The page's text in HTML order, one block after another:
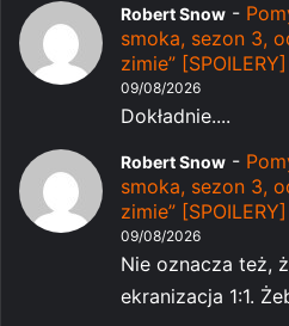
Robert Snow -
smoka, sezon 3,
zimie” [SPOILERY]
09/08/2026
Dokładnie....
Robert Snow -
smoka, sezon 3,
zimie” [SPOILERY]
09/08/2026
Nie oznacza też,
ekranizacja 1:1.